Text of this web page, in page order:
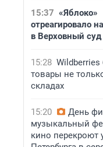
15:37 «Яблоко»
отреагировало
в Верховный суд
15:28 Wildberries
товары не
складах
15:20
День
музыкальный
кино перекроют